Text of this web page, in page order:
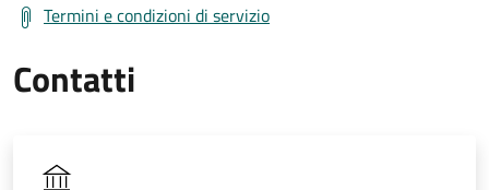
Termini e condizioni di servizio
Contatti